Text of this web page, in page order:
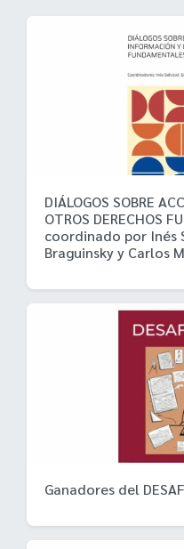
DIÁLOGOS SOBRE
OTROS DERECHOS
coordinado por Inés
Braguinsky y Carlos
Ganadores del